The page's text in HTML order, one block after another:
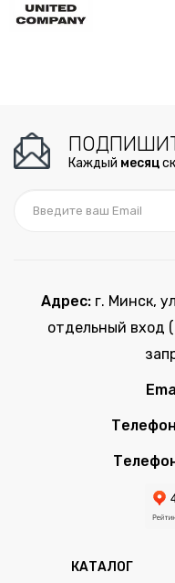
Каждый месяц
Адрес:г. Минск,
отдельный вход
КАТАЛОГ